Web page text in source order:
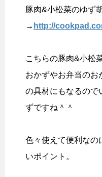
豚肉&小松菜のゆず
→ http://
こちらの豚肉&小松
おかずやお弁当のお
の具材にもなるので
ずですね＾＾
色々使えて便利なの
いポイント。